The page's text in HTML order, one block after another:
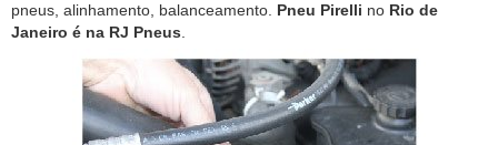
pneus, alinhamento, balanceamento. Pneu Pirelli no Rio de
Janeiro é na RJ Pneus